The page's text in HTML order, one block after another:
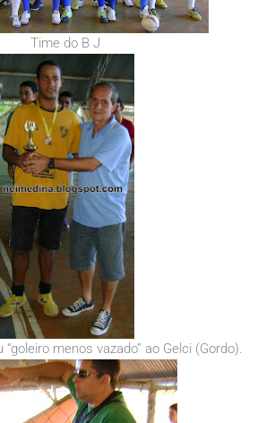
Time do B J
menos vazado” ao Gelci (Gordo).